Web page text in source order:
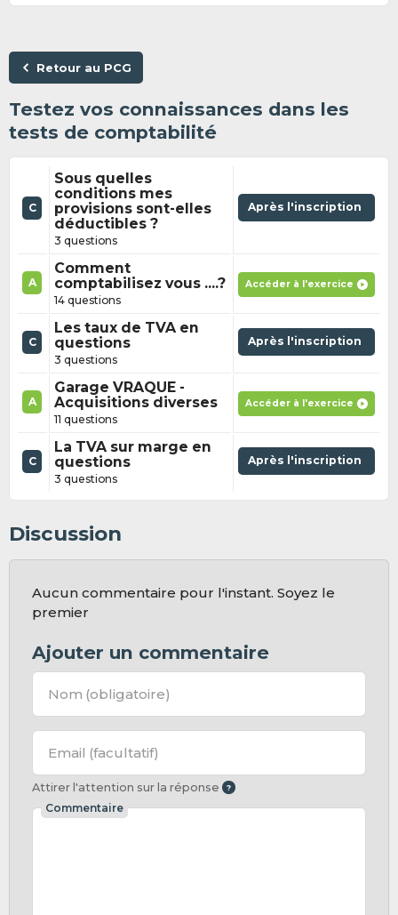
Retour au PCG
Testez vos connaissances dans les
tests de comptabilité
C
Sous quelles
conditions mes
provisions sont-elles
déductibles ?
3 questions
Après l'inscription
A
Comment
comptabilisez vous ....?
14 questions
Accéder à l'exercice
C
Les taux de TVA en
questions
3 questions
Après l'inscription
A
Garage VRAQUE -
Acquisitions diverses
11 questions
Accéder à l'exercice
C
La TVA sur marge en
questions
3 questions
Après l'inscription
Discussion
Aucun commentaire pour l'instant. Soyez le
premier
Ajouter un commentaire
Nom (obligatoire)
Email (facultatif)
Attirer l'attention sur la réponse
Commentaire